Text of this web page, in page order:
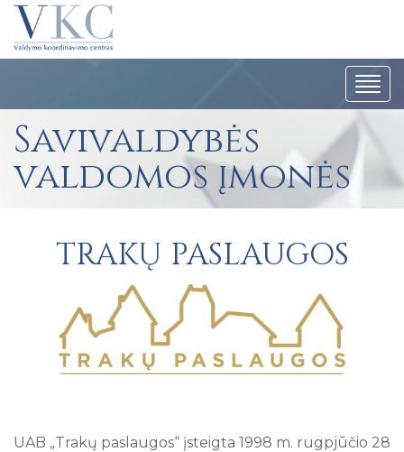
Savivaldybės
valdomos įmonės
TRAKŲ PASLAUGOS
UAB „Trakų paslaugos“ įsteigta 1998 m. rugpjūčio 28